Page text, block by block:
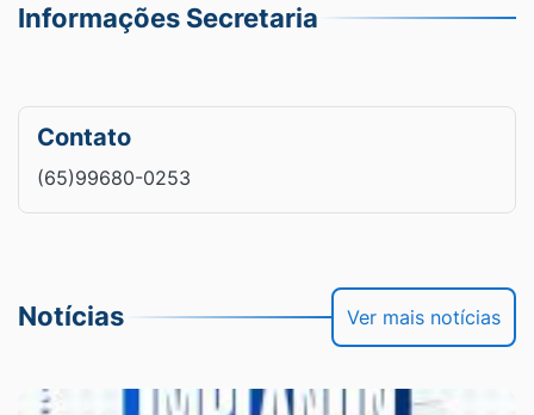
Informações Secretaria
Contato
(65)99680-0253
Notícias Ver mais notícias